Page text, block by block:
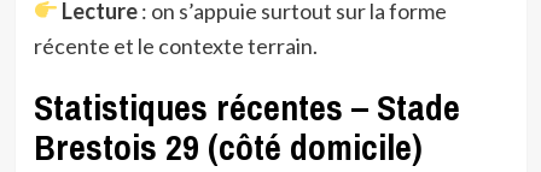
Lecture: on s’appuie surtout sur la forme
récente et le contexte terrain.
Statistiques récentes – Stade
Brestois 29 (côté domicile)